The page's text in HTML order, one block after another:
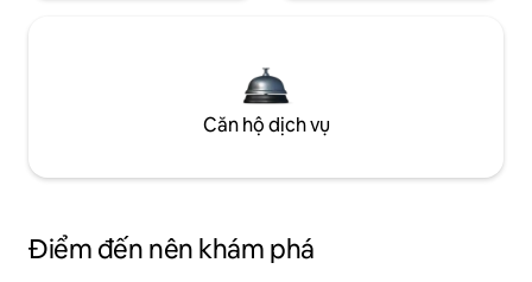
Căn hộ dịch vụ
Điểm đến nên khám phá